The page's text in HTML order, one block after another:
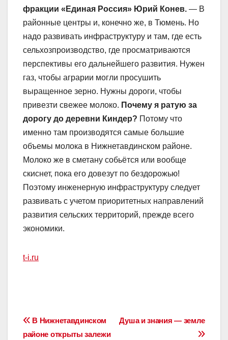
фракции «Единая Россия» Юрий Конев. — В
районные центры и, конечно же, в Тюмень. Но
надо развивать инфраструктуру и там, где есть
сельхозпроизводство, где просматриваются
перспективы его дальнейшего развития. Нужен
газ, чтобы аграрии могли просушить
выращенное зерно. Нужны дороги, чтобы
привезти свежее молоко. Почему я ратую за
дорогу до деревни Киндер? Потому что
именно там производятся самые большие
объемы молока в Нижнетавдинском районе.
Молоко же в сметану собьётся или вообще
скиснет, пока его довезут по бездорожью!
Поэтому инженерную инфраструктуру следует
развивать с учетом приоритетных направлений
развития сельских территорий, прежде всего
экономики.
t-i.ru
Навигация
Душа и знания — земле
В Нижнетавдинском
районе открыты залежи